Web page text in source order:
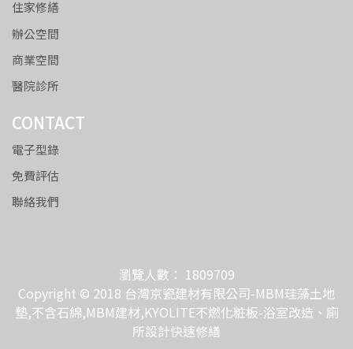
住家修繕
辦公空間
商業空間
醫院診所
CONTACT
電子型錄
免費評估
聯絡我們
瀏覽人數： 1809709
Copyright © 2018 台灣京瓷建材有限公司-MBM珪藻土地
墊,不含石綿,MBM建材,KYOLITE不燃化粧板-浴室改造、廁
所設計快速修繕